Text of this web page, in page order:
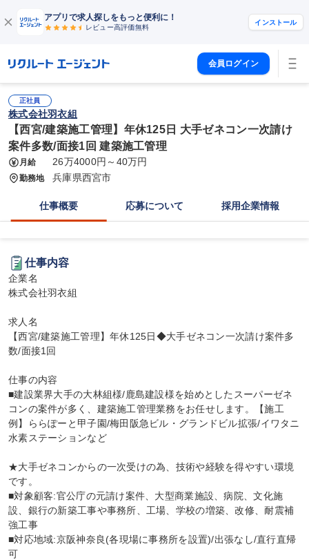
アプリで求人探しをもっと便利に！
レビュー高評価無料
インストール
会員ログイン
正社員
株式会社羽衣組
【西宮/建築施工管理】年休125日 大手ゼネコン一次請け
案件多数/面接1回 建築施工管理
月給 26万4000円～40万円
勤務地 兵庫県西宮市
仕事概要 応募について 採用企業情報
仕事内容
企業名
株式会社羽衣組
求人名
【西宮/建築施工管理】年休125日◆大手ゼネコン一次請け案件多
数/面接1回
仕事の内容
■建設業界大手の大林組様/鹿島建設様を始めとしたスーパーゼネ
コンの案件が多く、建築施工管理業務をお任せします。【施工
例】ららぽーと甲子園/梅田阪急ビル・グランドビル拡張/イワタニ
水素ステーションなど
★大手ゼネコンからの一次受けの為、技術や経験を得やすい環境
です。
■対象顧客:官公庁の元請け案件、大型商業施設、病院、文化施
設、銀行の新築工事や事務所、工場、学校の増築、改修、耐震補
強工事
■対応地域:京阪神奈良(各現場に事務所を設置)/出張なし/直行直帰
可